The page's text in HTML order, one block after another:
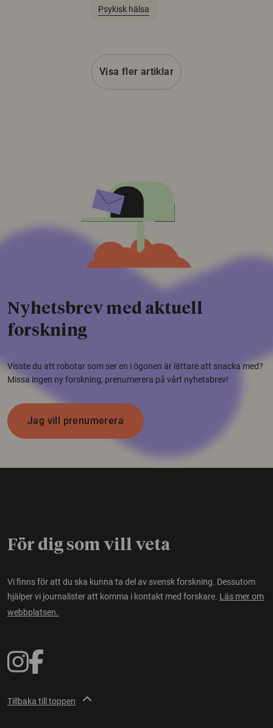
Psykisk hälsa
Visa fler artiklar
Nyhetsbrev med aktuell
forskning
Visste du att robotar som ser en i ögonen är lättare att snacka med?
Missa ingen ny forskning, prenumerera på vårt nyhetsbrev!
Jag vill prenumerera
För dig som vill veta
Vi finns för att du ska kunna ta del av svensk forskning. Dessutom
hjälper vi journalister att komma i kontakt med forskare. Läs mer om
webbplatsen.
Tillbaka till toppen